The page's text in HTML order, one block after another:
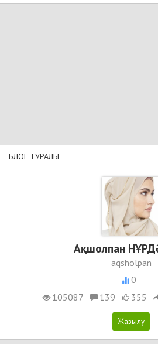
БЛОГ ТУРАЛЫ
Ақшолпан
aqsholpan
0
105087
139 355